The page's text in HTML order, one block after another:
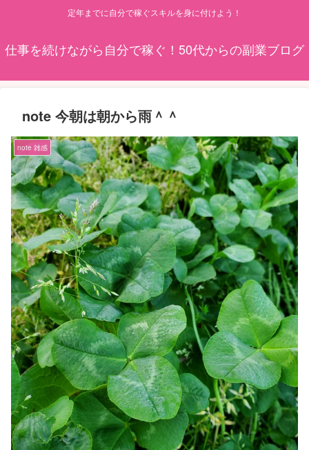
定年までに自分で稼ぐスキルを身に付けよう！
仕事を続けながら自分で稼ぐ！50代からの副業ブログ
note 今朝は朝から雨＾＾
note 雑感